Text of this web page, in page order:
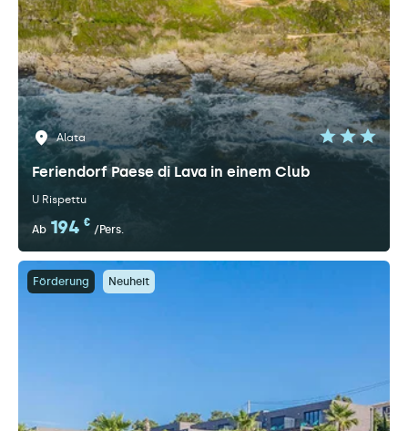
Alata
Feriendorf Paese di Lava in einem Club
U Rispettu
Ab 194 €
/Pers.
Förderung Neuheit